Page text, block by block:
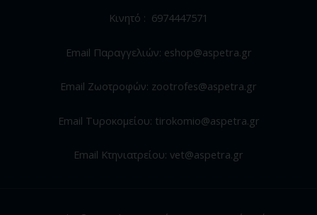
Κινητό : 6974447571
Email Παραγγελιών: eshop@aspetra.gr
Email Ζωοτροφών: zootrofes@aspetra.gr
Email Τυροκομείου: tirokomio@aspetra.gr
Email Κτηνιατρείου: vet@aspetra.gr